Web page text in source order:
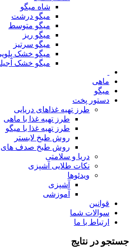
شاه میگو
میگو درشت
میگو متوسط
میگو ریز
میگو سرتیز
میگو خشک
میگو خشک
ماهی
میگو
دستور پخت
طرز تهیه غذاهای دریایی
طرز تهیه غذا با ماهی
طرز تهیه غذا با میگو
روش طبخ لابستر
روش طبخ صدف های
دریا و سلامتی
نکات طلایی آشپزی
ویدئوها
آشپزی
آموزشی
قوانین
سوالات شما
ارتباط با ما
جستجو در نتایج